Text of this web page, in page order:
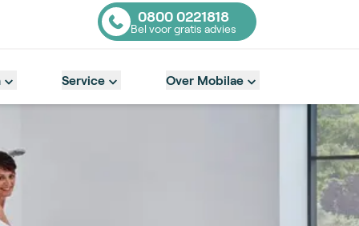
Contact number
0800 0221818
Bel voor gratis advies
Service Over Mobilae